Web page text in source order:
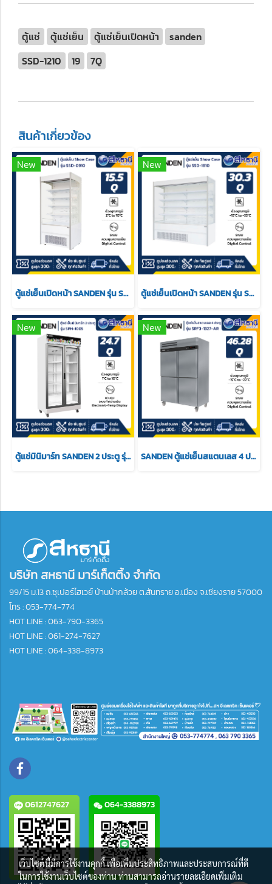
ตู้แช่ ตู้แช่เย็น ตู้แช่เย็นเปิดหน้า
sanden
SSD-1210
19 7Q
สินค้าเกี่ยวข้อง
New
ตู้แช่เย็นเปิดหน้า SANDEN รุ่น SSD-0910 15.5Q
New
ตู้แช่เย็นเปิดหน้า SANDEN รุ่น SSD-1810 30.3Q
New
ตู้แช่มินิมาร์ท SANDEN 2 ประตู รุ่น SPN-1005 ขนาด 24.7 สีขาว
New
SANDEN ตู้แช่เย็นสแตนเลส 4 ประตู แช่แข็ง รุ่น SRF3-1327-AR ขนาด 46.28 Q
บริษัท สหธานี มาร์เก็ตติ้ง จำกัด
99/15 ม.13 ถ.ซุเปอร์ไฮเวย์ บ้านป่ากล้วย ต.สันทราย อ.เมือง จ.เชียงราย 57000
โทร :053-774-774
HOT LINE : 063-790-3365
HOT LINE : 061-274-7627
HOT LINE : 064-338-8973
0612747627 064-3388973
เว็บไซต์นี้มีการใช้งานคุกกี้ เพื่อเพิ่มประสิทธิภาพและประสบการณ์ที่ดี
ในการใช้งานเว็บไซต์ของท่าน ท่านสามารถอ่านรายละเอียดเพิ่มเติม